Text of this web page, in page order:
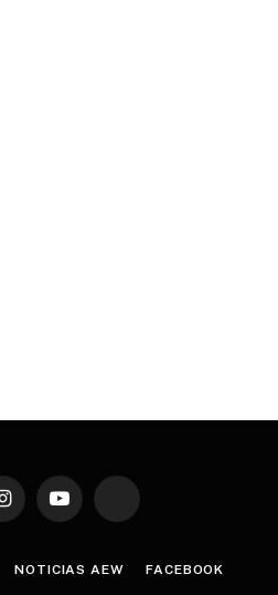
InstagramYouTube TikTok
NOTICIAS AEW FACEBOOK